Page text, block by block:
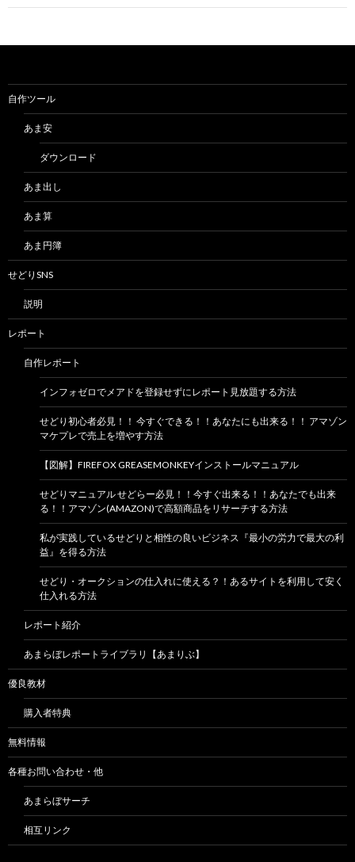
ゲ
ー
ョ
ン
自作ツール
あま安
ダウンロード
あま出し
あま算
あま円簿
せどりSNS
説明
レポート
自作レポート
インフォゼロでメアドを登録せずにレポート見放題する方法
せどり初心者必見！！ 今すぐできる！！あなたにも出来る！！ アマゾン
マケプレで売上を増やす方法
【図解】FIREFOX GREASEMONKEYインストールマニュアル
せどりマニュアル せどらー必見！！今すぐ出来る！！あなたでも出来
る！！アマゾン(AMAZON)で高額商品をリサーチする方法
私が実践しているせどりと相性の良いビジネス『最小の労力で最大の利
益』を得る方法
せどり・オークションの仕入れに使える？！あるサイトを利用して安く
仕入れる方法
レポート紹介
あまらぼレポートライブラリ【あまりぶ】
優良教材
購入者特典
無料情報
各種お問い合わせ・他
あまらぼサーチ
相互リンク